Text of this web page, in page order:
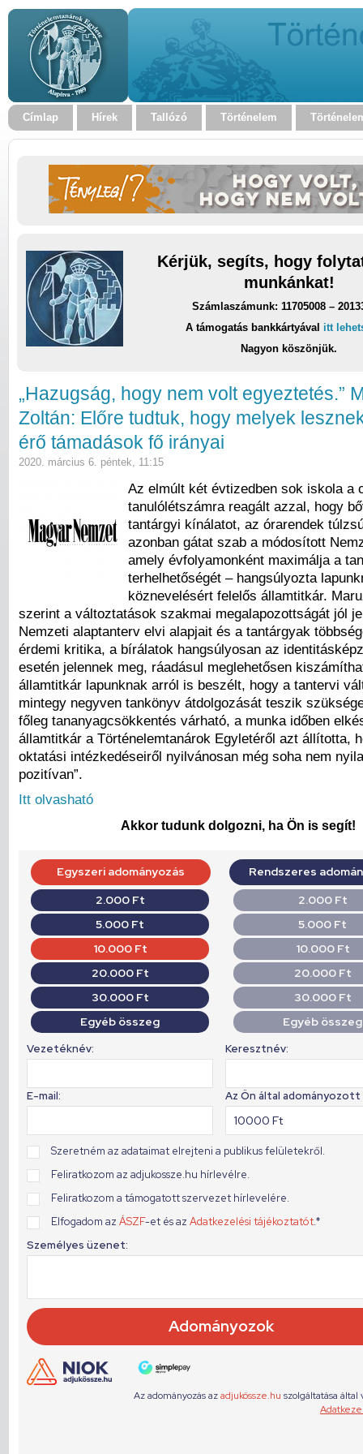
Címlap Hírek Tallózó Történelem
Kérjük, segíts, hogy
munkánkat!
Számlaszámunk: 11705008 –
A támogatás bankkártyával itt
Nagyon köszönjük.
„Hazugság, hogy nem volt egyeztetés.”
Zoltán: Előre tudtuk, hogy melyek
érő támadások fő irányai
2020. március 6. péntek, 11:15
Az elmúlt két évtizedben sok iskola a
tanulólétszámra rea­gált azzal, hogy
tantárgyi kínálatot, az órarendek
azonban gátat szab a módosított
amely évfolyamonként maximálja a
terhelhetőségét – hangsúlyozta
köznevelésért felelős államtitkár.
szerint a változtatások szakmai megalapozottságát jól
Nemzeti alaptanterv elvi alapjait és a tantárgyak
érdemi kritika, a bírálatok hangsúlyosan az
esetén jelennek meg, ráadásul meglehetősen
államtitkár lapunknak arról is beszélt, hogy a tantervi
mintegy negyven tankönyv átdolgozását teszik
főleg tananyagcsökkentés várható, a munka időben
államtitkár a Történelemtanárok Egyletéről azt állította,
oktatási intézkedéseiről nyilvánosan még soha nem
pozitívan”.
Itt olvasható
Akkor tudunk dolgozni, ha Ön is segít!